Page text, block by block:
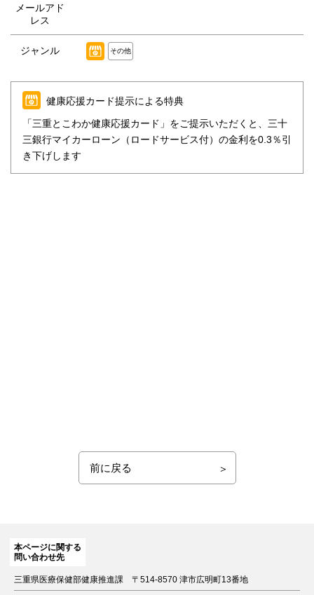
メールアド
レス
ジャンル その他
健康応援カード提示による特典
「三重とこわか健康応援カード」をご提示いただくと、三十
三銀行マイカーローン（ロードサービス付）の金利を0.3％引
き下げします
前に戻る
本ページに関する
問い合わせ先
三重県医療保健部健康推進課 〒514-8570 津市広明町13番地